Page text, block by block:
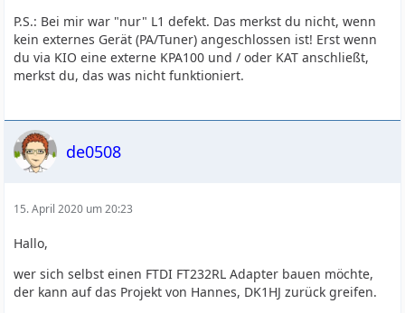
P.S.: Bei mir war "nur" L1 defekt. Das merkst du nicht, wenn
kein externes Gerät (PA/Tuner) angeschlossen ist! Erst wenn
du via KIO eine externe KPA100 und / oder KAT anschließt,
merkst du, das was nicht funktioniert.
de0508
15. April 2020 um 20:23
Hallo,
wer sich selbst einen FTDI FT232RL Adapter bauen möchte,
der kann auf das Projekt von Hannes, DK1HJ zurück greifen.